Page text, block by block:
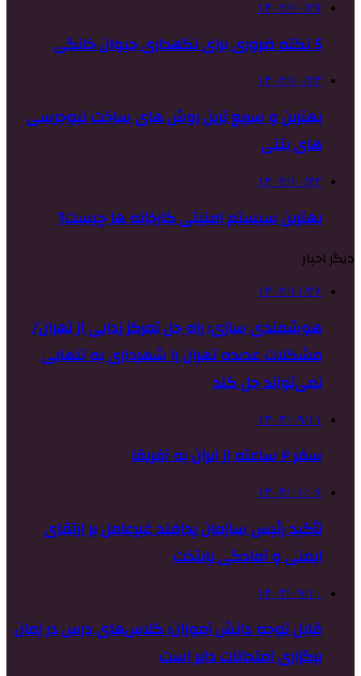
۱۴۰۲/۱۰/۲۶
5 نکته ضروری برای نگهداری حیوان خانگی
۱۴۰۲/۱۰/۲۳
بهترین و سریع ترین روش های ساخت نیوجرسی
های بتنی
۱۴۰۲/۱۰/۲۲
بهترین سیستم امنیتی کارخانه ها چیست؟
دیگر اخبار
۱۴۰۲/۱۱/۲۶
هوشمندی سازی؛ راه حل تمرکز زدایی از تهران/
مشکلات عدیده تهران را شهرداری به تنهایی
نمی‌تواند حل کند
۱۴۰۳/۰۹/۱۱
سفر ۲ ساعته از ایران به آفریقا
۱۴۰۴/۰۱/۰۶
تأکید رئیس سازمان پدافند غیرعامل بر ارتقای
ایمنی و آمادگی پایتخت
۱۴۰۳/۰۹/۱۰
قابل توجه دانش آموزان؛ کلاس‌های درس در زمان
برگزاری امتحانات دایر است